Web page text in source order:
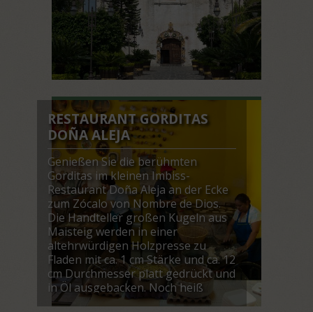
RESTAURANT GORDITAS
DOÑA ALEJA
Genießen Sie die berühmten
Gorditas im kleinen Imbiss-
Restaurant Doña Aleja an der Ecke
zum Zócalo von Nombre de Dios.
Die Handteller großen Kugeln aus
Maisteig werden in einer
altehrwürdigen Holzpresse zu
Fladen mit ca. 1 cm Stärke und ca. 12
cm Durchmesser platt gedrückt und
in Öl ausgebacken. Noch heiß
werden die Gorditas zur Hälfte